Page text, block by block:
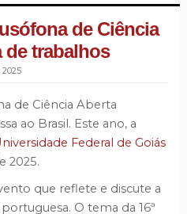
de Ciência
de trabalhos
de Ciência Aberta
ao Brasil. Este ano, a
Federal de Goiás
2025.
que reflete e discute a
O tema da 16ª